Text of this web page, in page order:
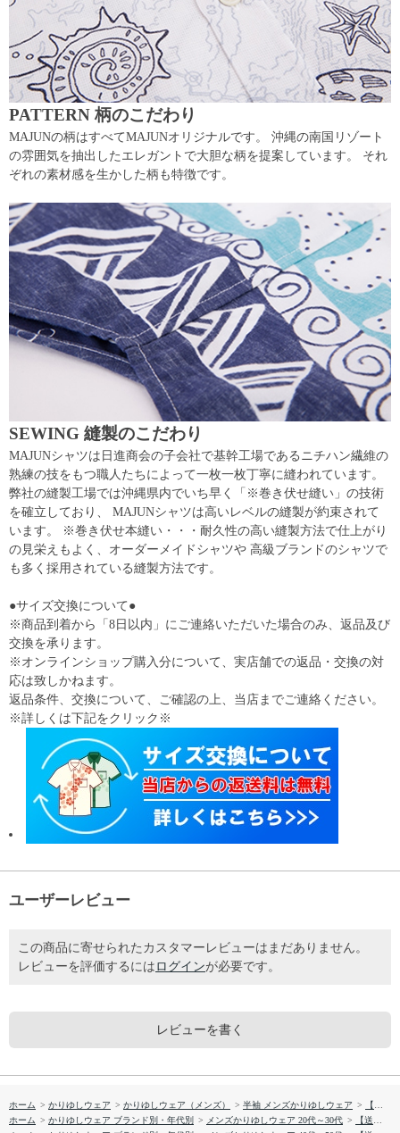
PATTERN 柄のこだわり
MAJUNの柄はすべてMAJUNオリジナルです。 沖縄の南国リゾート
の雰囲気を抽出したエレガントで大胆な柄を提案しています。 それ
ぞれの素材感を生かした柄も特徴です。
SEWING 縫製のこだわり
MAJUNシャツは日進商会の子会社で基幹工場であるニチハン繊維の
熟練の技をもつ職人たちによって一枚一枚丁寧に縫われています。
弊社の縫製工場では沖縄県内でいち早く「※巻き伏せ縫い」の技術
を確立しており、 MAJUNシャツは高いレベルの縫製が約束されて
います。 ※巻き伏せ本縫い・・・耐久性の高い縫製方法で仕上がり
の見栄えもよく、オーダーメイドシャツや 高級ブランドのシャツで
も多く採用されている縫製方法です。
●サイズ交換について●
※商品到着から「8日以内」にご連絡いただいた場合のみ、返品及び
交換を承ります。
※オンラインショップ購入分について、実店舗での返品・交換の対
応は致しかねます。
返品条件、交換について、ご確認の上、当店までご連絡ください。
※詳しくは下記をクリック※
ユーザーレビュー
この商品に寄せられたカスタマーレビューはまだありません。
レビューを評価するには ログインが必要です。
レビューを書く
ホーム > かりゆしウェア > かりゆしウェア（メンズ） > 半袖 メンズかりゆしウェア >
【送料無料】トロピカリーヌソレイユ柄 かりゆしウェア GEM16013S
ホーム > かりゆしウェア ブランド別・年代別 > メンズかりゆしウェア 20代～30代 >
【送料無料】トロピカリーヌソレイユ柄 かりゆしウェア GEM16013S